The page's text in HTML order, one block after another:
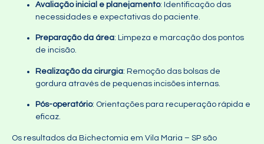
Avaliação inicial e planejamento: Identificação das
necessidades e expectativas do paciente.
Preparação da área: Limpeza e marcação dos pontos
de incisão.
Realização da cirurgia: Remoção das bolsas de
gordura através de pequenas incisões internas.
Pós-operatório: Orientações para recuperação rápida e
eficaz.
Os resultados da Bichectomia em Vila Maria – SP são